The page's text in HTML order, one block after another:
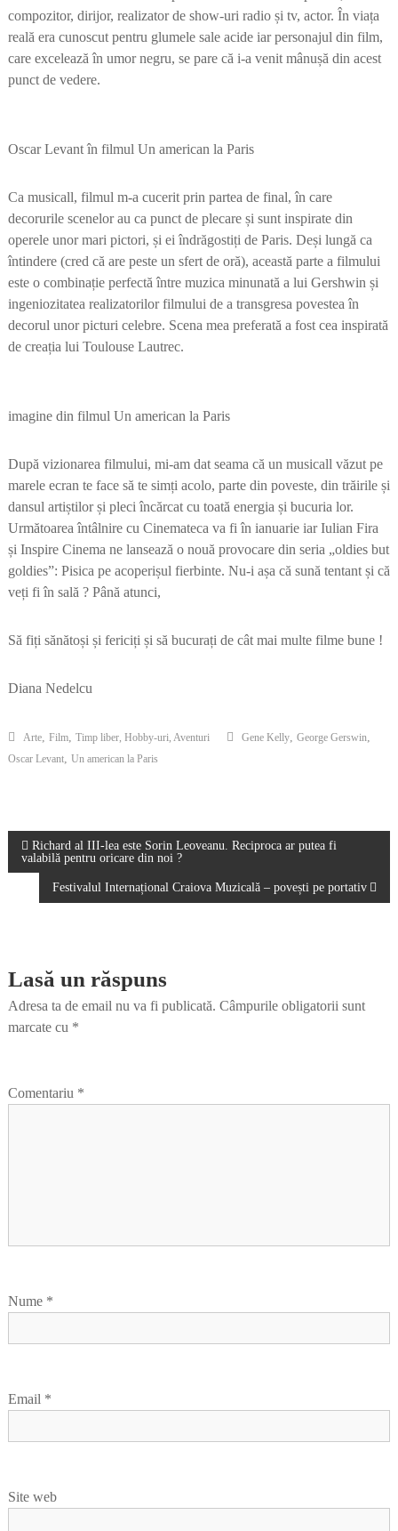
compozitor, dirijor, realizator de show-uri radio și tv, actor. În viața
reală era cunoscut pentru glumele sale acide iar personajul din film,
care excelează în umor negru, se pare că i-a venit mânușă din acest
punct de vedere.
Oscar Levant în filmul Un american la Paris
Ca musicall, filmul m-a cucerit prin partea de final, în care
decorurile scenelor au ca punct de plecare și sunt inspirate din
operele unor mari pictori, și ei îndrăgostiți de Paris. Deși lungă ca
întindere (cred că are peste un sfert de oră), această parte a filmului
este o combinație perfectă între muzica minunată a lui Gershwin și
ingeniozitatea realizatorilor filmului de a transgresa povestea în
decorul unor picturi celebre. Scena mea preferată a fost cea inspirată
de creația lui Toulouse Lautrec.
imagine din filmul Un american la Paris
După vizionarea filmului, mi-am dat seama că un musicall văzut pe
marele ecran te face să te simți acolo, parte din poveste, din trăirile și
dansul artiștilor și pleci încărcat cu toată energia și bucuria lor.
Următoarea întâlnire cu Cinemateca va fi în ianuarie iar Iulian Fira
și Inspire Cinema ne lansează o nouă provocare din seria „oldies but
goldies”: Pisica pe acoperișul fierbinte. Nu-i așa că sună tentant și că
veți fi în sală ? Până atunci,
Să fiți sănătoși și fericiți și să bucurați de cât mai multe filme bune !
Diana Nedelcu
Arte, Film, Timp liber, Hobby-uri, Aventuri Gene Kelly, George Gerswin
Oscar Levant, Un american la Paris
Navigare
Richard al III-lea este Sorin Leoveanu. Reciproca ar putea fi
valabilă pentru oricare din noi ?
Festivalul Internațional Craiova Muzicală – povești pe portativ
Lasă un răspuns
Adresa ta de email nu va fi publicată. Câmpurile obligatorii sunt
marcate cu *
Comentariu *
Nume *
Email *
Site web